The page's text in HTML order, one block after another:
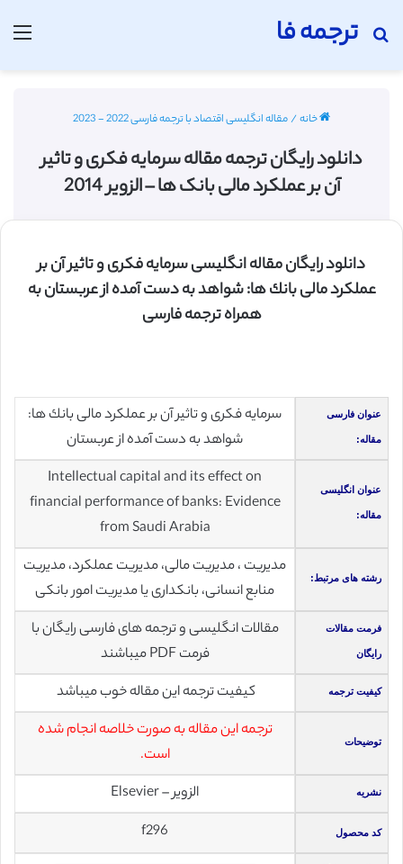
ترجمه فا
جستجو برای
خانه/مقاله انگلیسی اقتصاد با ترجمه فارسی 2022 - 2023
دانلود رایگان ترجمه مقاله سرمایه فکری و تاثیر
آن بر عملکرد مالی بانک ها – الزویر 2014
دانلود رایگان مقاله انگلیسی سرمايه فكری و تاثير آن بر
عملكرد مالی بانك ها: شواهد به دست آمده از عربستان به
همراه ترجمه فارسی
عنوان فارسی
مقاله:
سرمايه فكری و تاثير آن بر عملكرد مالی بانك ها:
شواهد به دست آمده از عربستان
عنوان انگلیسی
مقاله:
Intellectual capital and its effect on
financial performance of banks: Evidence
from Saudi Arabia
رشته های مرتبط:
مدیریت ، مدیریت مالی، مدیریت عملکرد، مدیریت
منابع انسانی، بانکداری یا مدیریت امور بانکی
فرمت مقالات
رایگان
مقالات انگلیسی و ترجمه های فارسی رایگان با
فرمت PDF میباشند
کیفیت ترجمه کیفیت ترجمه این مقاله خوب میباشد
توضیحات
ترجمه این مقاله به صورت خلاصه انجام شده
است.
نشریه الزویر – Elsevier
کد محصول f296